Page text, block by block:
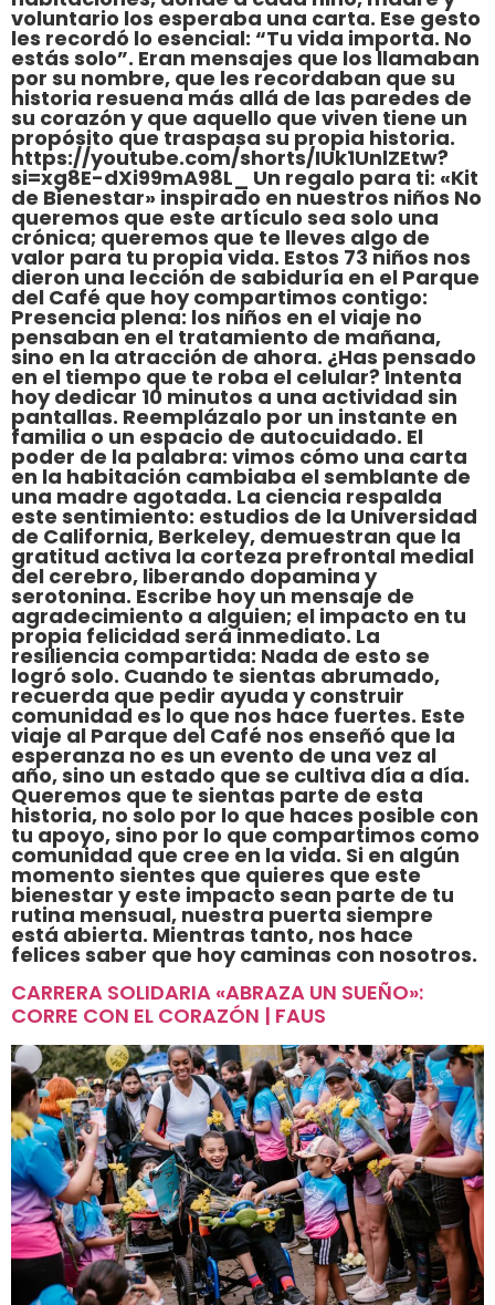
voluntario los esperaba una carta. Ese gesto
les recordó lo esencial: “Tu vida importa. No
estás solo”. Eran mensajes que los llamaban
por su nombre, que les recordaban que su
historia resuena más allá de las paredes de
su corazón y que aquello que viven tiene un
propósito que traspasa su propia historia.
https://youtube.com/shorts/IUk1UnlZEtw?
si=xg8E-dXi99mA98L_ Un regalo para ti: «Kit
de Bienestar» inspirado en nuestros niños No
queremos que este artículo sea solo una
crónica; queremos que te lleves algo de
valor para tu propia vida. Estos 73 niños nos
dieron una lección de sabiduría en el Parque
del Café que hoy compartimos contigo:
Presencia plena: los niños en el viaje no
pensaban en el tratamiento de mañana,
sino en la atracción de ahora. ¿Has pensado
en el tiempo que te roba el celular? Intenta
hoy dedicar 10 minutos a una actividad sin
pantallas. Reemplázalo por un instante en
familia o un espacio de autocuidado. El
poder de la palabra: vimos cómo una carta
en la habitación cambiaba el semblante de
una madre agotada. La ciencia respalda
este sentimiento: estudios de la Universidad
de California, Berkeley, demuestran que la
gratitud activa la corteza prefrontal medial
del cerebro, liberando dopamina y
serotonina. Escribe hoy un mensaje de
agradecimiento a alguien; el impacto en tu
propia felicidad será inmediato. La
resiliencia compartida: Nada de esto se
logró solo. Cuando te sientas abrumado,
recuerda que pedir ayuda y construir
comunidad es lo que nos hace fuertes. Este
viaje al Parque del Café nos enseñó que la
esperanza no es un evento de una vez al
año, sino un estado que se cultiva día a día.
Queremos que te sientas parte de esta
historia, no solo por lo que haces posible con
tu apoyo, sino por lo que compartimos como
comunidad que cree en la vida. Si en algún
momento sientes que quieres que este
bienestar y este impacto sean parte de tu
rutina mensual, nuestra puerta siempre
está abierta. Mientras tanto, nos hace
felices saber que hoy caminas con nosotros.
CARRERA SOLIDARIA «ABRAZA UN SUEÑO»:
CORRE CON EL CORAZÓN | FAUS